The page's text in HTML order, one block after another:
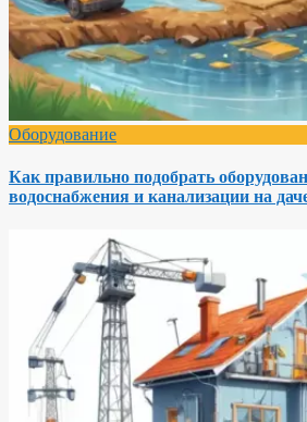
Оборудование
Как правильно подобрать
водоснабжения и канализации на